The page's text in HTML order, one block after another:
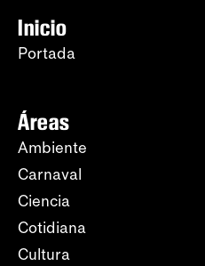
Inicio
Portada
Áreas
Ambiente
Carnaval
Ciencia
Cotidiana
Cultura